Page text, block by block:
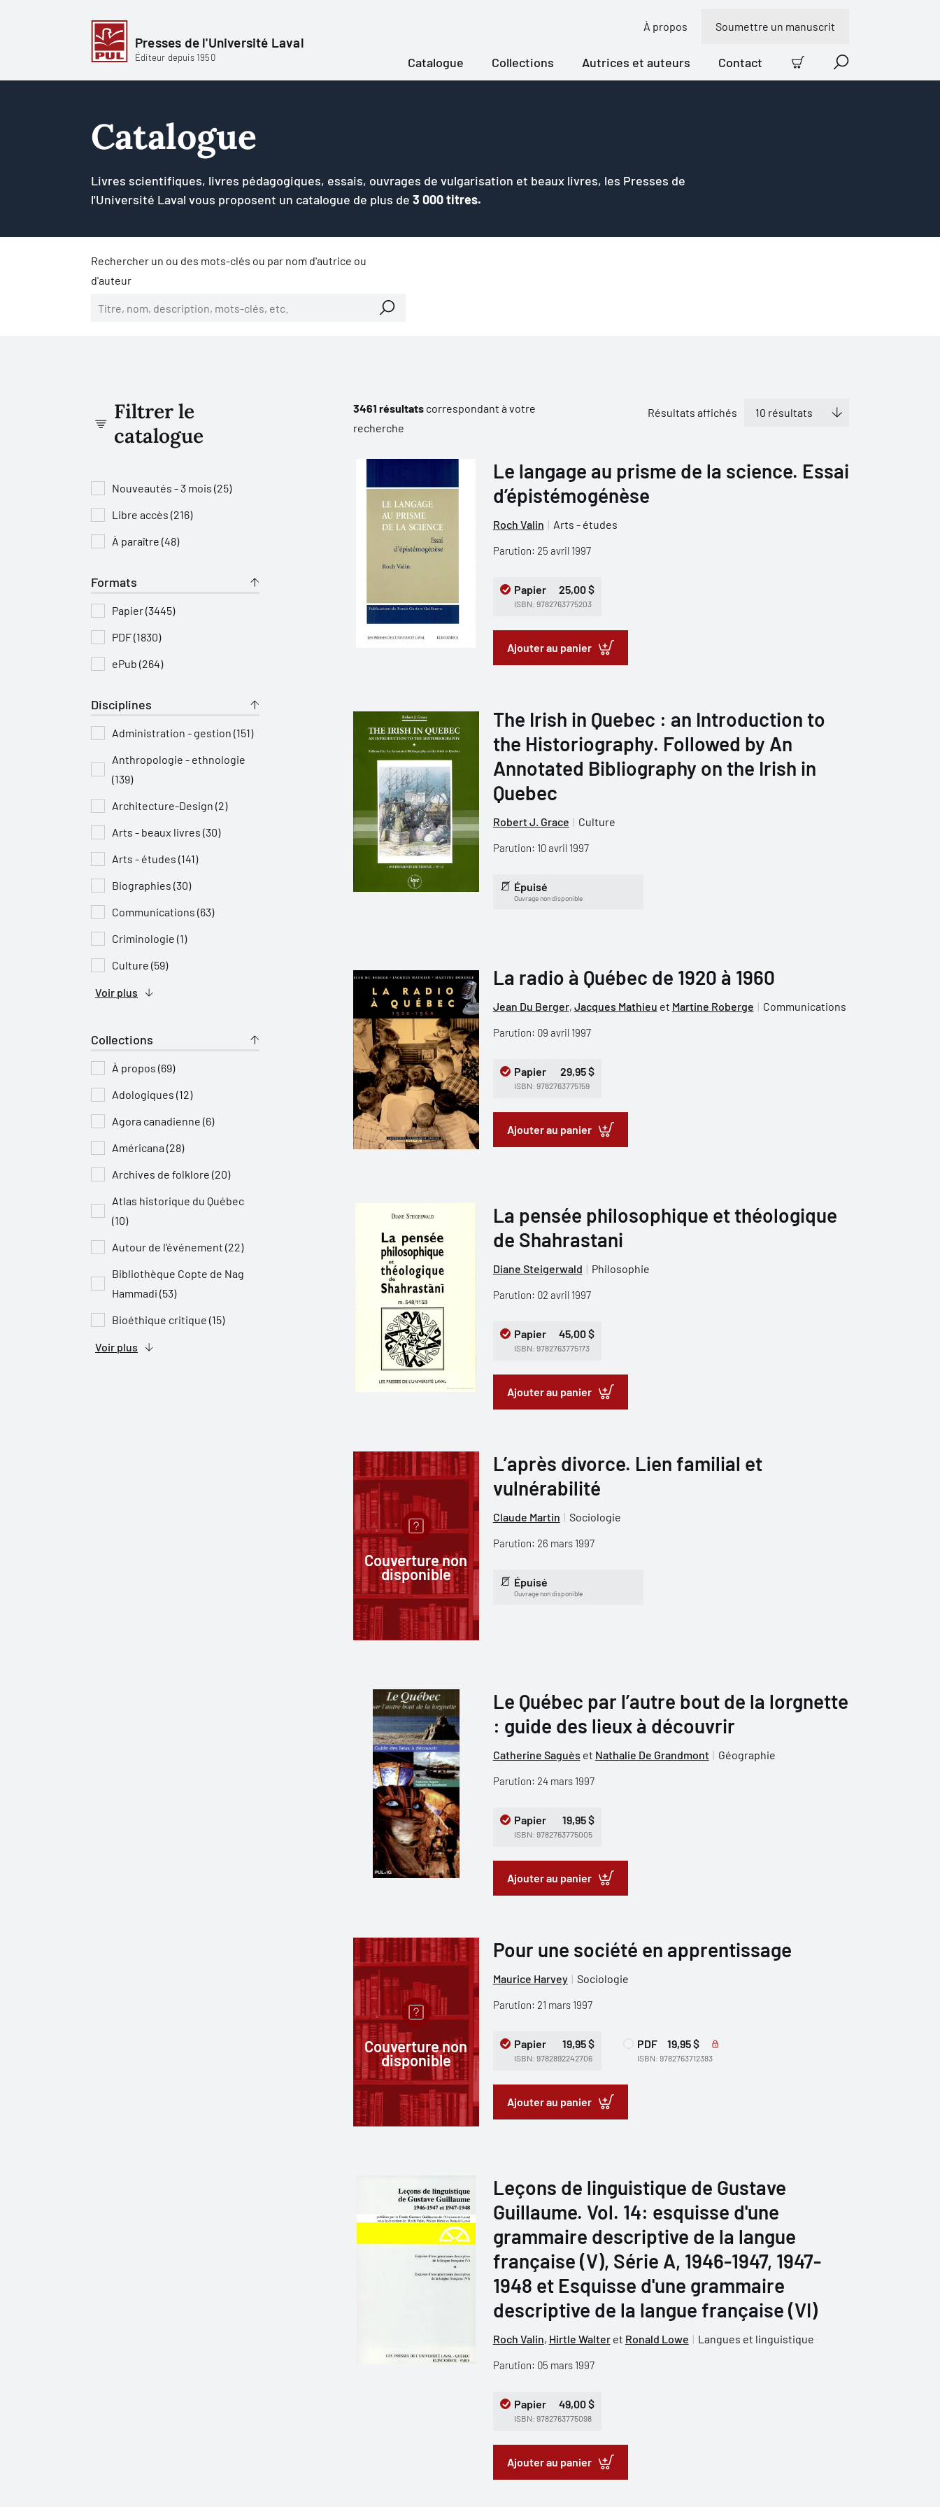
Presses de l'Université Laval
Éditeur depuis 1950
À propos Soumettre un manuscrit
Catalogue Collections Autrices et auteurs Contact
Panier Recherche
Catalogue
Livres scientifiques, livres pédagogiques, essais, ouvrages de vulgarisation et beaux livres, les Presses de
l'Université Laval vous proposent un catalogue de plus de 3 000 titres.
Rechercher un ou des mots-clés ou par nom d'autrice ou
d'auteur
Filtrer le
catalogue
Nouveautés - 3 mois (25)
Libre accès (216)
À paraître (48)
Formats
Papier (3445)
PDF (1830)
ePub (264)
Disciplines
Administration - gestion (151)
Anthropologie - ethnologie
(139)
Architecture-Design (2)
Arts - beaux livres (30)
Arts - études (141)
Biographies (30)
Communications (63)
Criminologie (1)
Culture (59)
Voir plus
Collections
À propos (69)
Adologiques (12)
Agora canadienne (6)
Américana (28)
Archives de folklore (20)
Atlas historique du Québec
(10)
Autour de l'événement (22)
Bibliothèque Copte de Nag
Hammadi (53)
Bioéthique critique (15)
Voir plus
3461 résultatscorrespondant à votre
recherche
Résultats affichés
Le langage au prisme de la science. Essai
d’épistémogénèse
Roch Valin Arts - études
Parution: 25 avril 1997
Papier 25,00 $
ISBN: 9782763775203
Ajouter au panier
The Irish in Quebec : an Introduction to
the Historiography. Followed by An
Annotated Bibliography on the Irish in
Quebec
Robert J. Grace Culture
Parution: 10 avril 1997
Épuisé
Ouvrage non disponible
La radio à Québec de 1920 à 1960
Jean Du Berger, Jacques Mathieu et Martine Roberge Communications
Parution: 09 avril 1997
Papier 29,95 $
ISBN: 9782763775159
Ajouter au panier
La pensée philosophique et théologique
de Shahrastani
Diane Steigerwald Philosophie
Parution: 02 avril 1997
Papier 45,00 $
ISBN: 9782763775173
Ajouter au panier
Couverture non
disponible
L’après divorce. Lien familial et
vulnérabilité
Claude Martin Sociologie
Parution: 26 mars 1997
Épuisé
Ouvrage non disponible
Le Québec par l’autre bout de la lorgnette
: guide des lieux à découvrir
Catherine Saguès et Nathalie De Grandmont Géographie
Parution: 24 mars 1997
Papier 19,95 $
ISBN: 9782763775005
Ajouter au panier
Couverture non
disponible
Pour une société en apprentissage
Maurice Harvey Sociologie
Parution: 21 mars 1997
Papier 19,95 $
ISBN: 9782892242706
PDF 19,95 $
ISBN: 9782763712383
Ajouter au panier
Leçons de linguistique de Gustave
Guillaume. Vol. 14: esquisse d'une
grammaire descriptive de la langue
française (V), Série A, 1946-1947, 1947-
1948 et Esquisse d'une grammaire
descriptive de la langue française (VI)
Roch Valin, Hirtle Walteret Ronald Lowe Langues et linguistique
Parution: 05 mars 1997
Papier 49,00 $
ISBN: 9782763775098
Ajouter au panier